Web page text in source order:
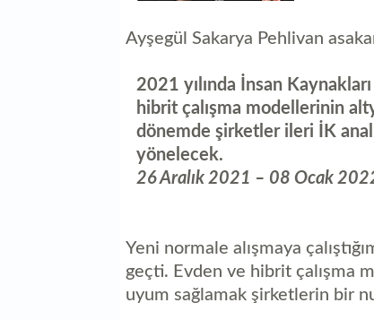
Ayşegül Sakarya Pehlivan
2021 yılında İnsan
hibrit çalışma modellerinin
dönemde şirketler ileri İK
yönelecek.
26 Aralık 2021 – 08 Ocak
Yeni normale alışmaya
geçti. Evden ve hibrit çalışma
uyum sağlamak şirketlerin bir